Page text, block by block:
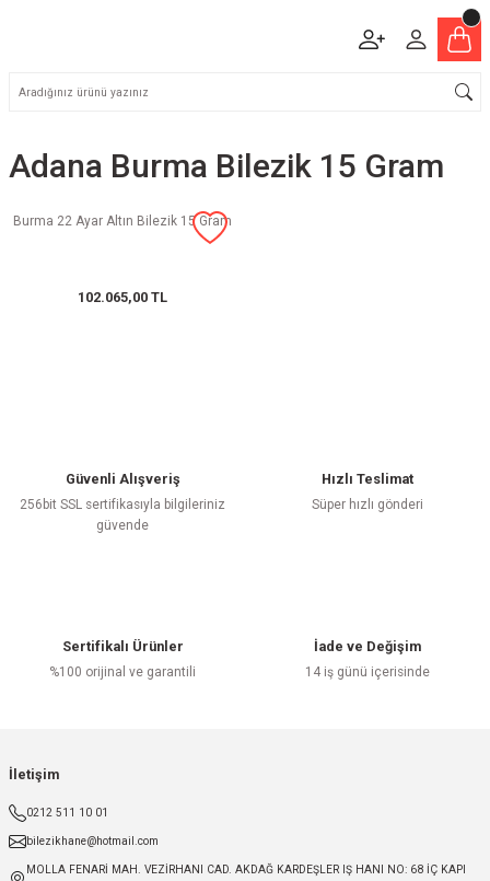
Adana Burma Bilezik 15 Gram
Burma 22 Ayar Altın Bilezik 15 Gram
102.065,00 TL
Güvenli Alışveriş
256bit SSL sertifikasıyla bilgileriniz
güvende
Hızlı Teslimat
Süper hızlı gönderi
Sertifikalı Ürünler
%100 orijinal ve garantili
İade ve Değişim
14 iş günü içerisinde
İletişim
0212 511 10 01
bilezikhane@hotmail.com
MOLLA FENARİ MAH. VEZİRHANI CAD. AKDAĞ KARDEŞLER IŞ HANI NO: 68 İÇ KAPI